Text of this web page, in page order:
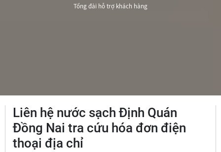
Tổng đài hỗ trợ khách hàng
Liên hệ nước sạch Định Quán
Đồng Nai tra cứu hóa đơn điện
thoại địa chỉ